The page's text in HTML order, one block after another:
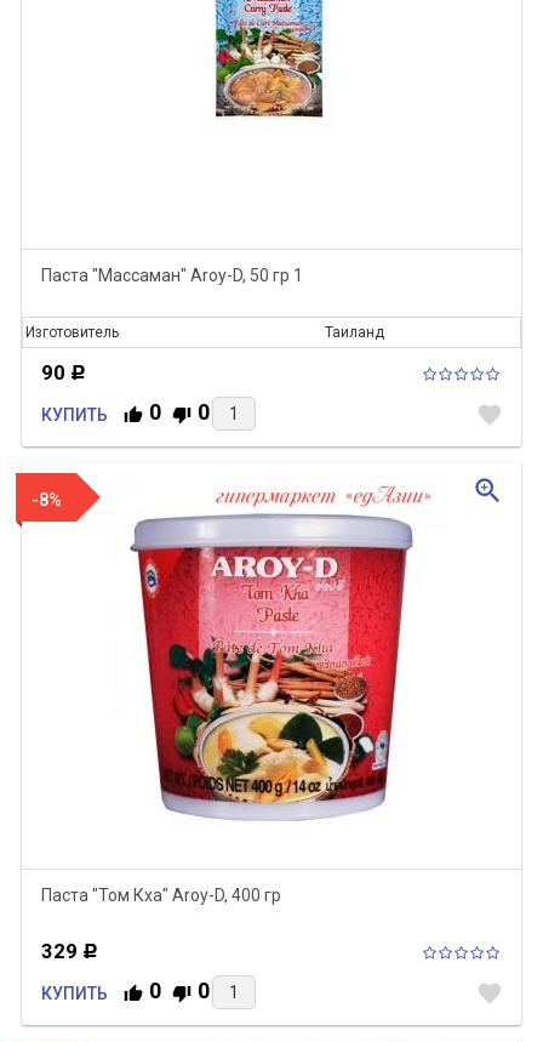
Паста "Массаман" Aroy-D, 50 гр 1
Изготовитель Таиланд
90 Р
КУПИТЬ 0 0 favorite
-8%
Паста "Том Кха" Aroy-D, 400 гр
329 Р
КУПИТЬ 0 0 favorite
zoom_in